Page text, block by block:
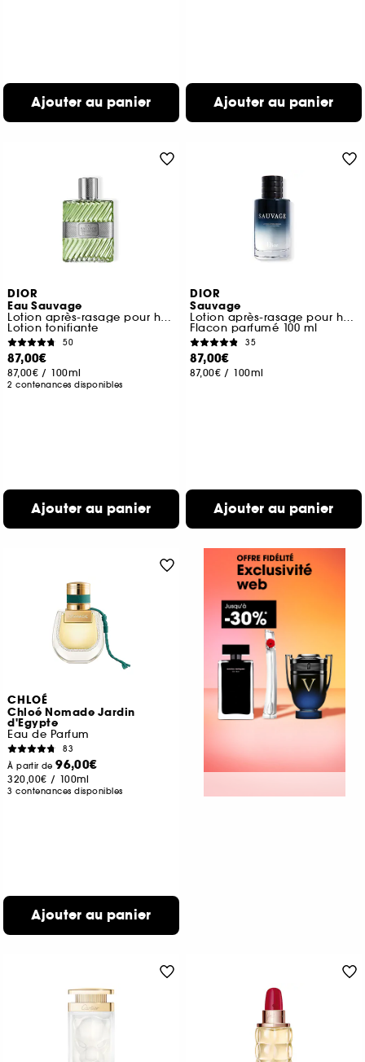
Ajouter au panier Ajouter au panier
DIOR
Eau Sauvage
Lotion après-rasage pour homme
Lotion tonifiante
50
87,00€
87,00€ / 100ml
2 contenances disponibles
Ajouter au panier
DIOR
Sauvage
Lotion après-rasage pour homme
Flacon parfumé 100 ml
35
87,00€
87,00€ / 100ml
Ajouter au panier
CHLOÉ
Chloé Nomade Jardin
d'Egypte
Eau de Parfum
83
À partir de96,00€
320,00€ / 100ml
3 contenances disponibles
Ajouter au panier